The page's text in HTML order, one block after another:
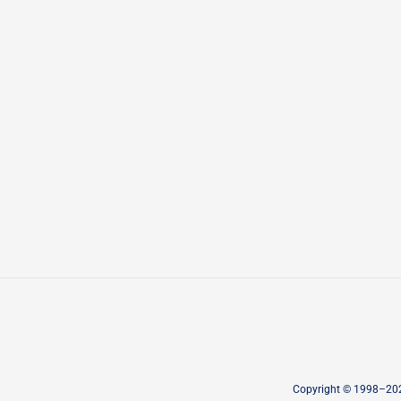
Copyright ©